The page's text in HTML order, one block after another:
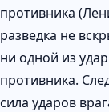
противника
разведка не
ни одной из
противника.
сила ударов